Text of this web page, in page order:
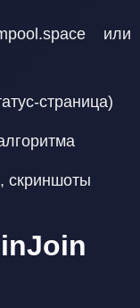
или
страница)
скриншоты